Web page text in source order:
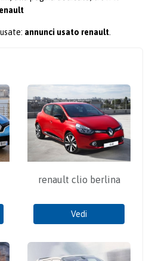
annunci usato renault
renault clio berlina
Vedi